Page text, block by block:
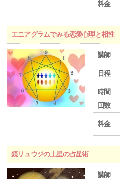
料金
エニアグラムでみる恋愛心理と相性
講師
日程
時間
回数
料金
鏡リュウジの土星の占星術
講師